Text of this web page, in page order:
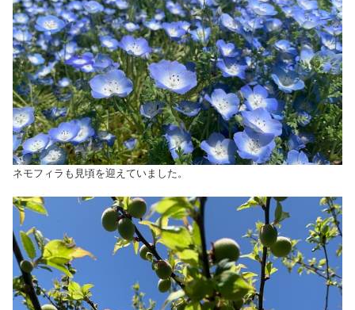
ネモフィラも見頃を迎えていました。